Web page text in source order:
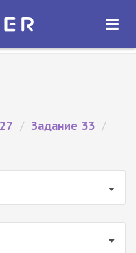
ОТКРЫТЬ
/ Задание 33 /